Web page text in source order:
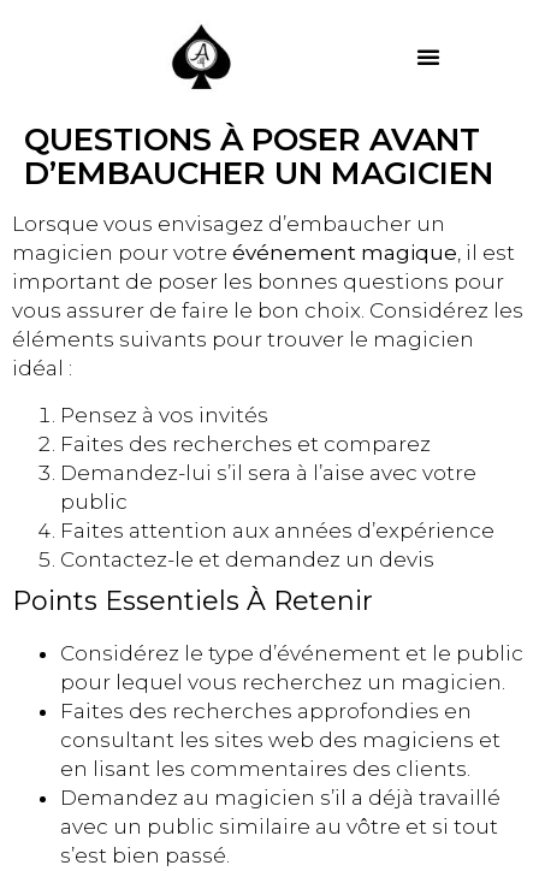
QUESTIONS À POSER AVANT
D’EMBAUCHER UN MAGICIEN
Lorsque vous envisagez d’embaucher un
magicien pour votre événement magique, il est
important de poser les bonnes questions pour
vous assurer de faire le bon choix. Considérez les
éléments suivants pour trouver le magicien
idéal :
Pensez à vos invités
Faites des recherches et comparez
Demandez-lui s’il sera à l’aise avec votre
public
Faites attention aux années d’expérience
Contactez-le et demandez un devis
Points Essentiels À Retenir
Considérez le type d’événement et le public
pour lequel vous recherchez un magicien.
Faites des recherches approfondies en
consultant les sites web des magiciens et
en lisant les commentaires des clients.
Demandez au magicien s’il a déjà travaillé
avec un public similaire au vôtre et si tout
s’est bien passé.